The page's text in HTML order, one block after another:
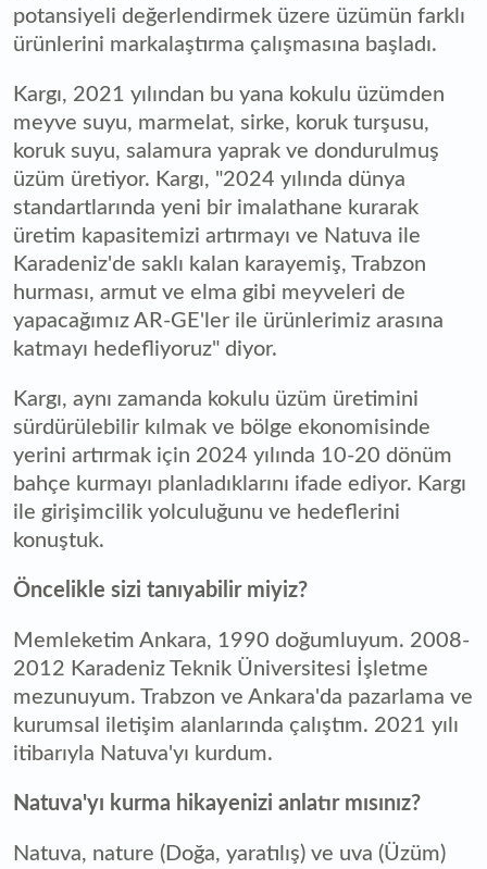
potansiyeli değerlendirmek üzere üzümün farklı
ürünlerini markalaştırma çalışmasına başladı.
Kargı, 2021 yılından bu yana kokulu üzümden
meyve suyu, marmelat, sirke, koruk turşusu,
koruk suyu, salamura yaprak ve dondurulmuş
üzüm üretiyor. Kargı, "2024 yılında dünya
standartlarında yeni bir imalathane kurarak
üretim kapasitemizi artırmayı ve Natuva ile
Karadeniz'de saklı kalan karayemiş, Trabzon
hurması, armut ve elma gibi meyveleri de
yapacağımız AR-GE'ler ile ürünlerimiz arasına
katmayı hedefliyoruz" diyor.
Kargı, aynı zamanda kokulu üzüm üretimini
sürdürülebilir kılmak ve bölge ekonomisinde
yerini artırmak için 2024 yılında 10-20 dönüm
bahçe kurmayı planladıklarını ifade ediyor. Kargı
ile girişimcilik yolculuğunu ve hedeflerini
konuştuk.
Öncelikle sizi tanıyabilir miyiz?
Memleketim Ankara, 1990 doğumluyum. 2008-
2012 Karadeniz Teknik Üniversitesi İşletme
mezunuyum. Trabzon ve Ankara'da pazarlama ve
kurumsal iletişim alanlarında çalıştım. 2021 yılı
itibarıyla Natuva'yı kurdum.
Natuva'yı kurma hikayenizi anlatır mısınız?
Natuva, nature (Doğa, yaratılış) ve uva (Üzüm)